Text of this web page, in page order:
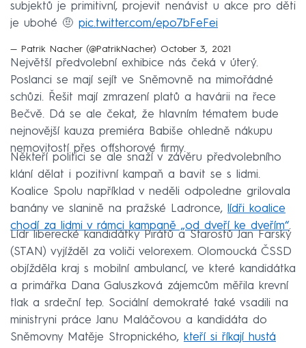
subjektů je primitivní, projevit nenávist u akce pro děti
je ubohé 🤨 pic.twitter.com/epo7bFeFei
— Patrik Nacher (@PatrikNacher) October 3, 2021
Největší předvolební exhibice nás čeká v úterý.
Poslanci se mají sejít ve Sněmovně na mimořádné
schůzi. Řešit mají zmrazení platů a havárii na řece
Bečvě. Dá se ale čekat, že hlavním tématem bude
nejnovější kauza premiéra Babiše ohledně nákupu
nemovitostí přes offshorové firmy.
Někteří politici se ale snaží v závěru předvolebního
klání dělat i pozitivní kampaň a bavit se s lidmi.
Koalice Spolu například v neděli odpoledne grilovala
banány ve slanině na pražské Ladronce, lídři koalice
chodí za lidmi v rámci kampaně „od dveří ke dveřím“.
Lídr liberecké kandidátky Pirátů a Starostů Jan Farský
(STAN) vyjížděl za voliči velorexem. Olomoucká ČSSD
objížděla kraj s mobilní ambulancí, ve které kandidátka
a primářka Dana Galuszková zájemcům měřila krevní
tlak a srdeční tep. Sociální demokraté také vsadili na
ministryni práce Janu Maláčovou a kandidáta do
Sněmovny Matěje Stropnického, kteří si říkají hustá